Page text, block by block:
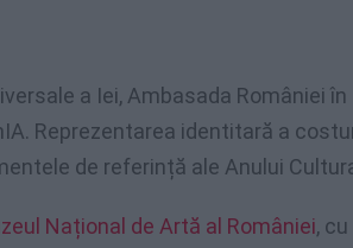
a Iei, Ambasada României
Reprezentarea identitară a
de referință ale Anului
Național de Artă al României,